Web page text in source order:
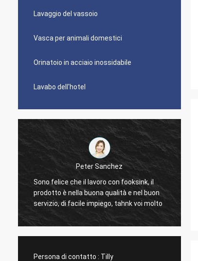
Lavaggio del vassoio
Vasca per animali domestici
Orinatoio in acciaio inossidabile
Lavabo dell'hotel
Peter Sanchez
Sono felice che il lavoro con fooksink, il
prodotto è nella buona qualità e nel buon
servizio, di facile impiego, tahnk voi molto
Persona di contatto : Tilly